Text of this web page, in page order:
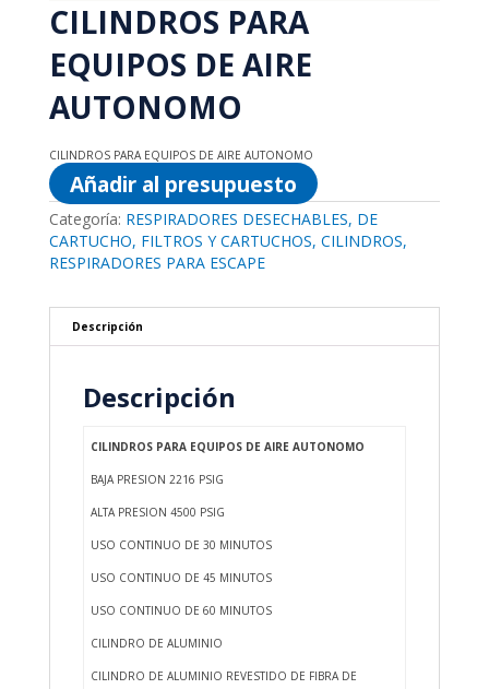
CILINDROS PARA
EQUIPOS DE AIRE
AUTONOMO
CILINDROS PARA EQUIPOS DE AIRE AUTONOMO
Añadir al presupuesto
Categoría: RESPIRADORES DESECHABLES, DE
CARTUCHO, FILTROS Y CARTUCHOS, CILINDROS,
RESPIRADORES PARA ESCAPE
Descripción
Descripción
CILINDROS PARA EQUIPOS DE AIRE AUTONOMO
BAJA PRESION 2216 PSIG
ALTA PRESION 4500 PSIG
USO CONTINUO DE 30 MINUTOS
USO CONTINUO DE 45 MINUTOS
USO CONTINUO DE 60 MINUTOS
CILINDRO DE ALUMINIO
CILINDRO DE ALUMINIO REVESTIDO DE FIBRA DE